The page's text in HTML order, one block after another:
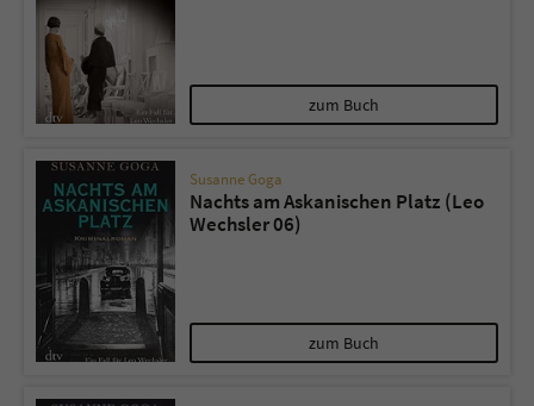
zum Buch
Susanne Goga
Nachts am Askanischen Platz (Leo
Wechsler 06)
zum Buch